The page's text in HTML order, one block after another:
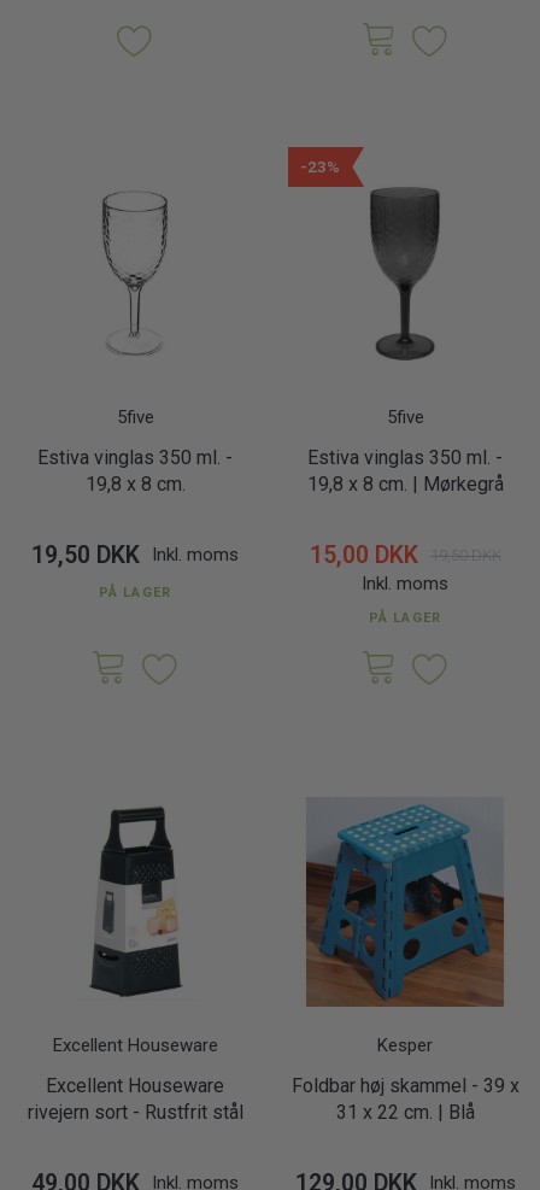
5five
Estiva vinglas 350 ml. -
19,8 x 8 cm.
19,50 DKK Inkl. moms
PÅ LAGER
-23%
5five
Estiva vinglas 350 ml. -
19,8 x 8 cm. | Mørkegrå
15,00 DKK 19,50 DKK
Inkl. moms
PÅ LAGER
Excellent Houseware
Excellent Houseware
rivejern sort - Rustfrit stål
49,00 DKK Inkl. moms
Kesper
Foldbar høj skammel - 39 x
31 x 22 cm. | Blå
129,00 DKK Inkl. moms